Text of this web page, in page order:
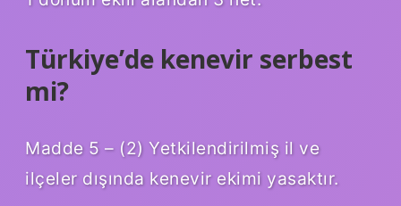
Türkiye’de kenevir serbest
mi?
Madde 5 – (2) Yetkilendirilmiş il ve
ilçeler dışında kenevir ekimi yasaktır.